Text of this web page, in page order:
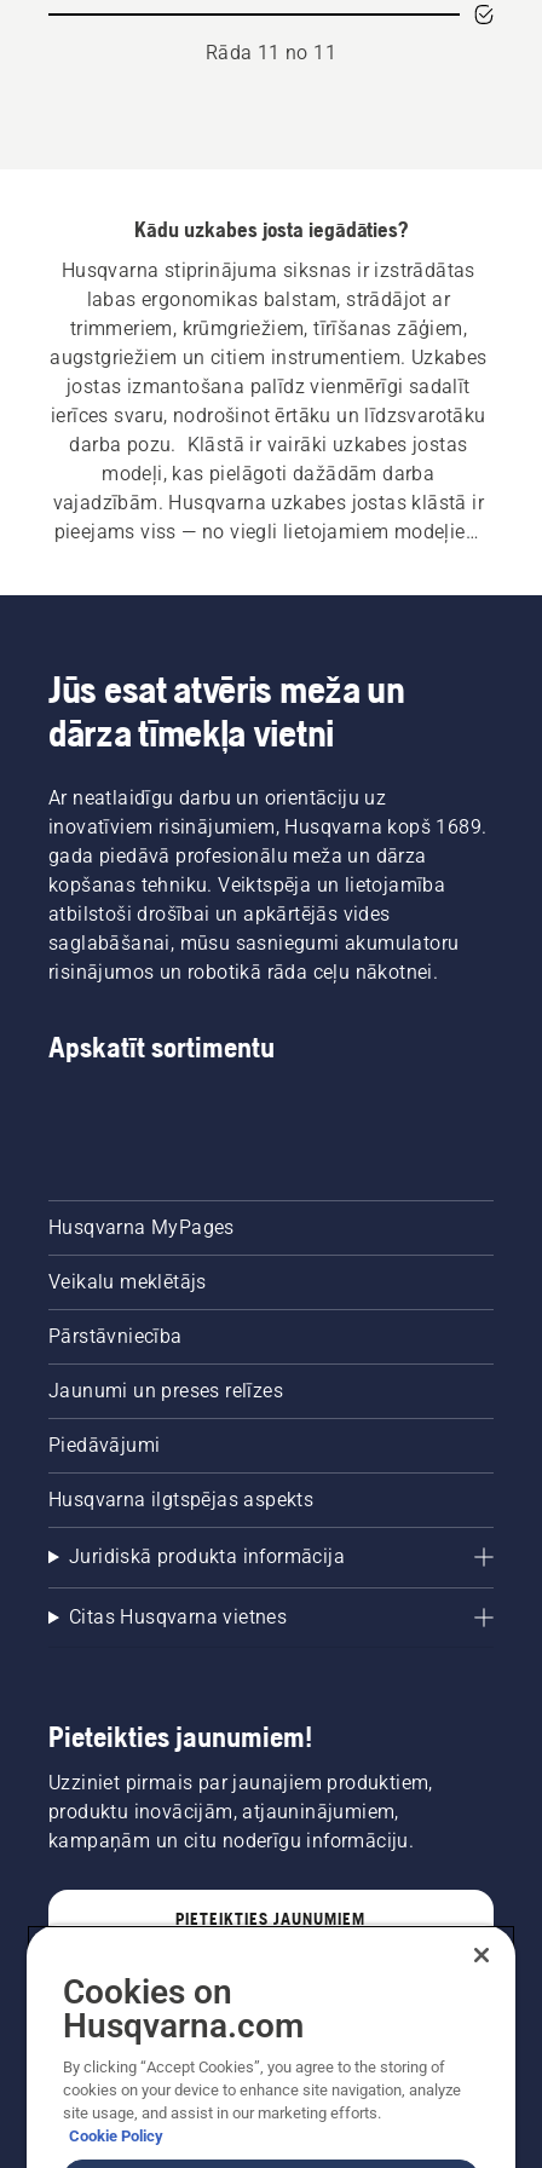
Rāda 11 no 11
Kādu uzkabes josta iegādāties?
Husqvarna stiprinājuma siksnas ir izstrādātas
labas ergonomikas balstam, strādājot ar
trimmeriem, krūmgriežiem, tīrīšanas zāģiem,
augstgriežiem un citiem instrumentiem. Uzkabes
jostas izmantošana palīdz vienmērīgi sadalīt
ierīces svaru, nodrošinot ērtāku un līdzsvarotāku
darba pozu.  Klāstā ir vairāki uzkabes jostas
modeļi, kas pielāgoti dažādām darba
vajadzībām. Husqvarna uzkabes jostas klāstā ir
pieejams viss — no viegli lietojamiem modeļiem
smagiem darbiem. Tādas īpašības kā platas
saderība balsta vienmērīgāku mašīnas vadāmību
ilgāka vai intensīvāka lietojuma laikā.
Jūs esat atvēris meža un
dārza tīmekļa vietni
Ar neatlaidīgu darbu un orientāciju uz
inovatīviem risinājumiem, Husqvarna kopš 1689.
gada piedāvā profesionālu meža un dārza
kopšanas tehniku. Veiktspēja un lietojamība
atbilstoši drošībai un apkārtējās vides
saglabāšanai, mūsu sasniegumi akumulatoru
risinājumos un robotikā rāda ceļu nākotnei.
Apskatīt sortimentu
Husqvarna MyPages
Veikalu meklētājs
Pārstāvniecība
Jaunumi un preses relīzes
Piedāvājumi
Husqvarna ilgtspējas aspekts
Juridiskā produkta informācija
Citas Husqvarna vietnes
Pieteikties jaunumiem!
Uzziniet pirmais par jaunajiem produktiem,
produktu inovācijām, atjauninājumiem,
kampaņām un citu noderīgu informāciju.
PIETEIKTIES JAUNUMIEM
Cookies on
Husqvarna.com
By clicking “Accept Cookies”, you agree to the storing of
cookies on your device to enhance site navigation, analyze
site usage, and assist in our marketing efforts.
Cookie Policy